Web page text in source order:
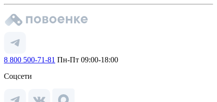
8 800 500-71-81 Пн-Пт 09:00-18:00
Соцсети